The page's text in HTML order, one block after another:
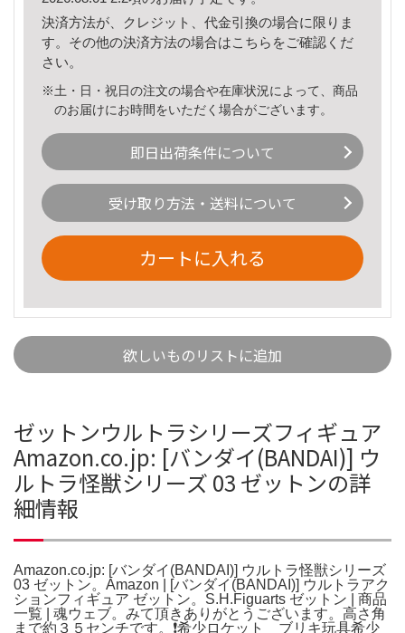
決済方法が、クレジット、代金引換の場合に限りま
す。その他の決済方法の場合はこちら をご確認くだ
さい。
※土・日・祝日の注文の場合や在庫状況によって、商品
のお届けにお時間をいただく場合がございます。
即日出荷条件について
受け取り方法・送料について
カートに入れる
欲しいものリストに追加
ゼットンウルトラシリーズフィギュア
Amazon.co.jp: [バンダイ(BANDAI)] ウ
ルトラ怪獣シリーズ 03 ゼットンの詳
細情報
Amazon.co.jp: [バンダイ(BANDAI)] ウルトラ怪獣シリーズ
03 ゼットン。Amazon | [バンダイ(BANDAI)] ウルトラアク
ションフィギュア ゼットン。S.H.Figuarts ゼットン | 商品
一覧 | 魂ウェブ。みて頂きありがとうございます。高さ角
まで約３５センチです。❗️希少ロケット ブリキ玩具希少